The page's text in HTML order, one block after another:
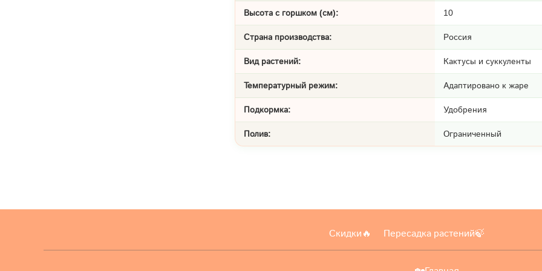
Высота с горшком (см): 10
Страна производства: Россия
Вид растений: Кактусы и суккуленты
Температурный режим: Адаптировано к жаре
Подкормка: Удобрения
Полив: Ограниченный
Скидки🔥 Пересадка растений🍃